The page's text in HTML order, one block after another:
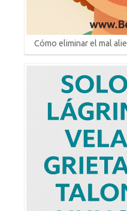
Cómo eliminar el mal